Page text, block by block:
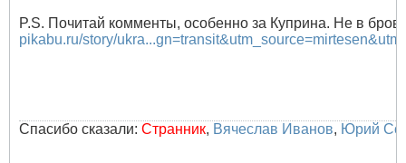
P.S. Почитай комменты, особенно за Куприна. Не в
pikabu.ru/story/
Спасибо сказали: Странник, Вячеслав Иванов, Юрий